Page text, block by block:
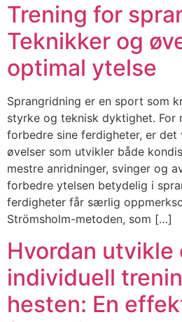
Trening for
Teknikker og
optimal ytelse
Sprangridning er en sport som
styrke og teknisk dyktighet. For
forbedre sine ferdigheter, er
øvelser som utvikler både
mestre anridninger, svinger og
forbedre ytelsen betydelig i
ferdigheter får særlig
Strömsholm-metoden, som […]
Hvordan utvikle
individuell
hesten: En